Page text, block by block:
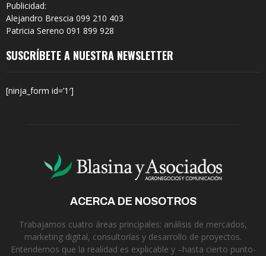
Publicidad:
Alejandro Brescia 099 210 403
Patricia Sereno 091 899 928
SUSCRÍBETE A NUESTRA NEWSLETTER
[ninja_form id=’1′]
ACERCA DE NOSOTROS
Trabajamos cuatro áreas principales: análisis de mercados,
marketing digital, consultorías y desarrollo de proyectos.
Entendemos que la realidad es explicable y –hasta cierto punto-